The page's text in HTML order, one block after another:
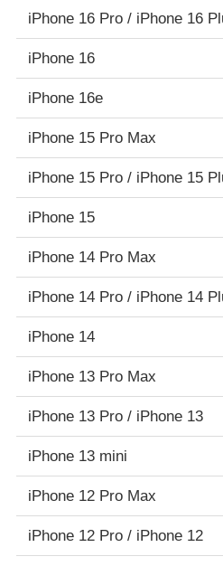
iPhone 16 Pro / iPhone 16
iPhone 16
iPhone 16e
iPhone 15 Pro Max
iPhone 15 Pro / iPhone 15
iPhone 15
iPhone 14 Pro Max
iPhone 14 Pro / iPhone 14
iPhone 14
iPhone 13 Pro Max
iPhone 13 Pro / iPhone 13
iPhone 13 mini
iPhone 12 Pro Max
iPhone 12 Pro / iPhone 12